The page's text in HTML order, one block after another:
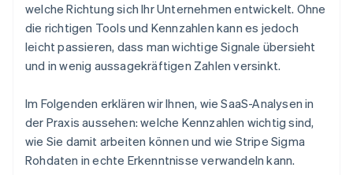
Stripe Sigma als Ausgangspunkt für tiefergehende
Analysen nutzen
welche Richtung sich Ihr Unternehmen entwickelt. Ohne
die richtigen Tools und Kennzahlen kann es jedoch
leicht passieren, dass man wichtige Signale übersieht
und in wenig aussagekräftigen Zahlen versinkt.
Im Folgenden erklären wir Ihnen, wie SaaS-Analysen in
der Praxis aussehen: welche Kennzahlen wichtig sind,
wie Sie damit arbeiten können und wie Stripe Sigma
Rohdaten in echte Erkenntnisse verwandeln kann.